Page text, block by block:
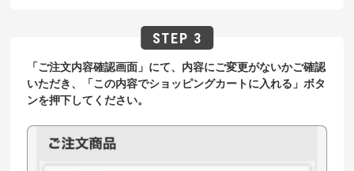
「ご注文内容確認画面」にて、内容にご変更がないかご確認
いただき、「この内容でショッピングカートに入れる」ボタ
ンを押下してください。